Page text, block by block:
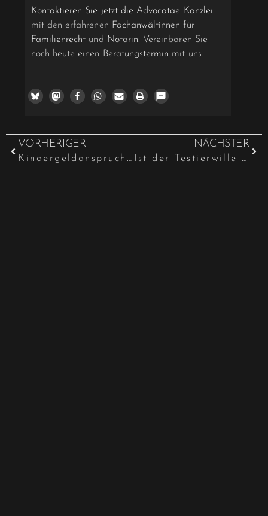
Kontaktieren Sie jetzt die Advocatae Kanzlei
mit den erfahrenen Fachanwältinnen für
Familienrecht und Notarin. Vereinbaren Sie
noch heute einen Beratungstermin mit uns.
VORHERIGER
Kindergeldanspruch bei Beginn und Beendigung eines Studiums
NÄCHSTER
Ist der Testierwille bei einem Testament auf Werbezetteln ernst gemeint?